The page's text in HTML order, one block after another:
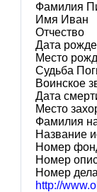
Фамилия
Имя Иван
Отчество
Дата
Место
Судьба
Воинское
Дата
Место
Фамилия
Название
Номер
Номер
Номер
http://